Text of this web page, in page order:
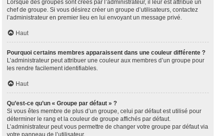
Lorsque des groupes sont créés par l’administrateur, il leur est attribué un
chef de groupe. Si vous désirez créer un groupe d’utilisateurs, contactez
l’administrateur en premier lieu en lui envoyant un message privé.
Haut
Pourquoi certains membres apparaissent dans une couleur différente ?
L’administrateur peut attribuer une couleur aux membres d’un groupe pour
les rendre facilement identifiables.
Haut
Qu’est-ce qu’un « Groupe par défaut » ?
Si vous êtes membre de plus d’un groupe, celui par défaut est utilisé pour
déterminer le rang et la couleur de groupe affichés par défaut.
L’administrateur peut vous permettre de changer votre groupe par défaut via
votre panneau de l’utilisateur.